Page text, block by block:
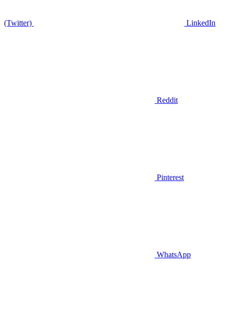
(Twitter) LinkedIn
Reddit
Pinterest
WhatsApp